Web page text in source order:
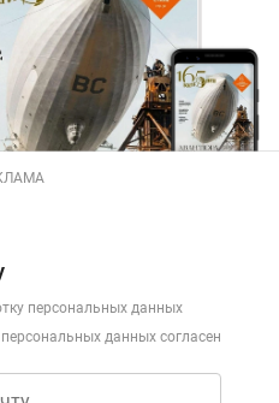
персональных данных
данных согласен